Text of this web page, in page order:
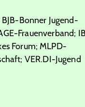
Bonner Jugend-
Frauenverband;
Forum; MLPD-
VER.DI-Jugend